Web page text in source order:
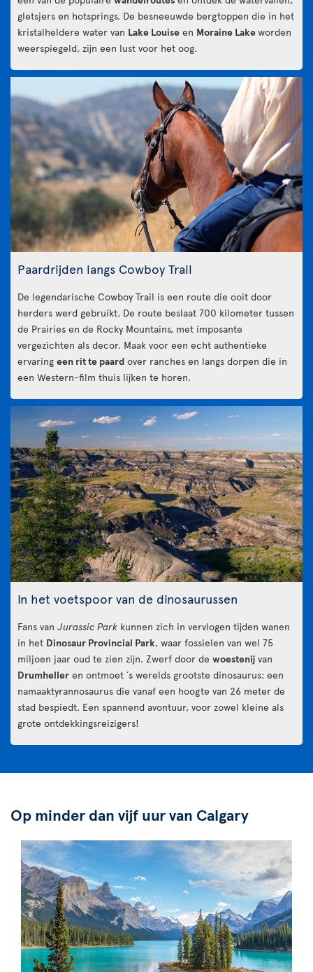
gletsjers en hotsprings. De besneeuwde bergtoppen die in het
kristalheldere water van Lake Louise en Moraine Lakeworden
weerspiegeld, zijn een lust voor het oog.
Paardrijden langs Cowboy Trail
De legendarische Cowboy Trail is een route die ooit door
herders werd gebruikt. De route beslaat 700 kilometer tussen
de Prairies en de Rocky Mountains, met imposante
vergezichten als decor. Maak voor een echt authentieke
ervaring een rit te paard over ranches en langs dorpen die in
een Western-film thuis lijken te horen.
In het voetspoor van de dinosaurussen
Fans van Jurassic Park kunnen zich in vervlogen tijden wanen
in het Dinosaur Provincial Park, waar fossielen van wel 75
miljoen jaar oud te zien zijn. Zwerf door de woestenij van
Drumheller en ontmoet ´s werelds grootste dinosaurus: een
namaaktyrannosaurus die vanaf een hoogte van 26 meter de
stad bespiedt. Een spannend avontuur, voor zowel kleine als
grote ontdekkingsreizigers!
Op minder dan vijf uur van Calgary